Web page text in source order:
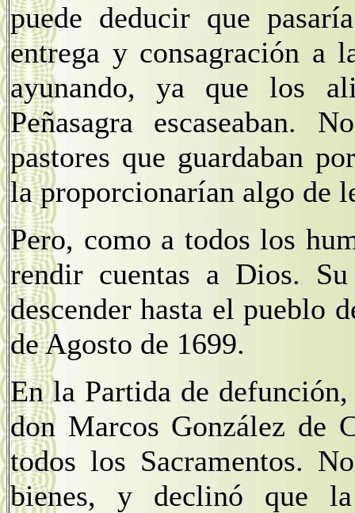
puede deducir que
entrega y consagración a
ayunando, ya que los
Peñasagra escaseaban.
pastores que guardaban
la proporcionarían algo de
Pero, como a todos los
rendir cuentas a Dios.
descender hasta el pueblo
de Agosto de 1699.
En la Partida de
don Marcos González de
todos los Sacramentos.
bienes, y declinó que